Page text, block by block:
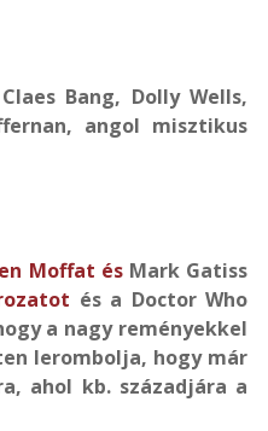
Bang, Dolly Wells,
angol misztikus
Moffat és Mark Gatiss
és a Doctor Who
a nagy reményekkel
lerombolja, hogy már
ahol kb. századjára a